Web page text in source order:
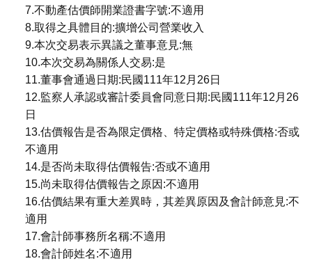
7.不動產估價師開業證書字號:不適用
8.取得之具體目的:擴增公司營業收入
9.本次交易表示異議之董事意見:無
10.本次交易為關係人交易:是
11.董事會通過日期:民國111年12月26日
12.監察人承認或審計委員會同意日期:民國111年12月26
日
13.估價報告是否為限定價格、特定價格或特殊價格:否或
不適用
14.是否尚未取得估價報告:否或不適用
15.尚未取得估價報告之原因:不適用
16.估價結果有重大差異時，其差異原因及會計師意見:不
適用
17.會計師事務所名稱:不適用
18.會計師姓名:不適用